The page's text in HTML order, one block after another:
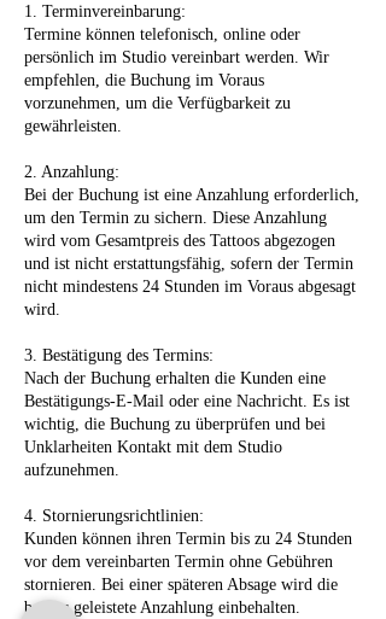
1. Terminvereinbarung:
Termine können telefonisch, online oder
persönlich im Studio vereinbart werden. Wir
empfehlen, die Buchung im Voraus
vorzunehmen, um die Verfügbarkeit zu
gewährleisten.
2. Anzahlung:
Bei der Buchung ist eine Anzahlung erforderlich,
um den Termin zu sichern. Diese Anzahlung
wird vom Gesamtpreis des Tattoos abgezogen
und ist nicht erstattungsfähig, sofern der Termin
nicht mindestens 24 Stunden im Voraus abgesagt
wird.
3. Bestätigung des Termins:
Nach der Buchung erhalten die Kunden eine
Bestätigungs-E-Mail oder eine Nachricht. Es ist
wichtig, die Buchung zu überprüfen und bei
Unklarheiten Kontakt mit dem Studio
aufzunehmen.
4. Stornierungsrichtlinien:
Kunden können ihren Termin bis zu 24 Stunden
vor dem vereinbarten Termin ohne Gebühren
stornieren. Bei einer späteren Absage wird die
bereits geleistete Anzahlung einbehalten.